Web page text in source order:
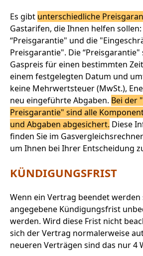
Es gibt unterschiedliche
Gastarifen, die Ihnen helfen
“Preisgarantie" und die
Preisgarantie". Die
Gaspreis für einen bestimmten
einem festgelegten Datum und
keine Mehrwertsteuer (MwSt.),
neu eingeführte Abgaben. Bei der
Preisgarantie" sind alle
und Abgaben abgesichert. Diese
finden Sie im
um Ihnen bei Ihrer Entscheidung
KÜNDIGUNGSFRIST
Wenn ein Vertrag beendet werden
angegebene Kündigungsfrist
werden. Wird diese Frist nicht
sich der Vertrag normalerweise
neueren Verträgen sind das nur 4